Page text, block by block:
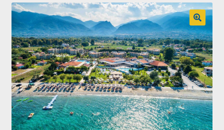
Επιβεβαίωση εγγραφής στο Newsletter του Dealistas.gr
Επικοινωνία
Καλάθι
Κατάστημα
Ο λογαριασμός μου